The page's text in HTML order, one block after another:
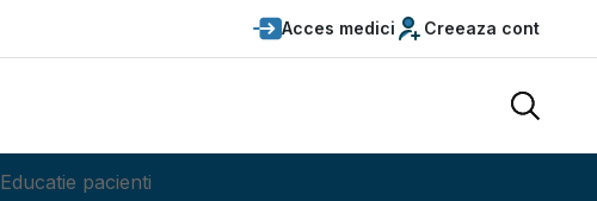
Acces medici Creeaza cont
Educatie pacienti